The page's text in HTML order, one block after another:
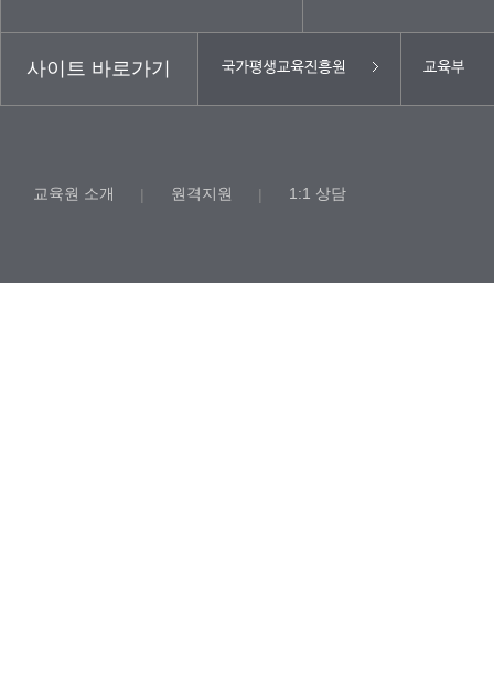
사이트 바로가기
교육원 소개 | 원격지원 | 1:1 상담